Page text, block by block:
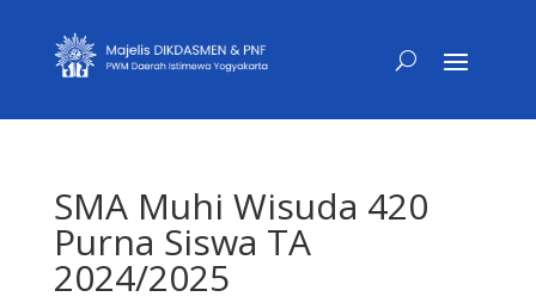
SMA Muhi Wisuda 420
Purna Siswa TA
2024/2025